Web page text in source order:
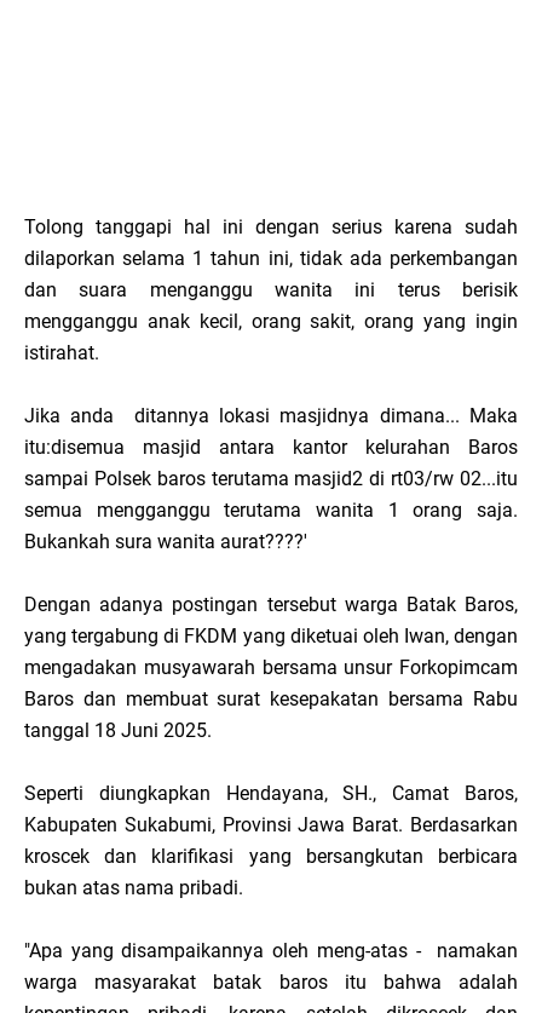
Tolong tanggapi hal ini dengan serius karena sudah
dilaporkan selama 1 tahun ini, tidak ada perkembangan
dan suara menganggu wanita ini terus berisik
mengganggu anak kecil, orang sakit, orang yang ingin
istirahat.
Jika anda ditannya lokasi masjidnya dimana... Maka
itu:disemua masjid antara kantor kelurahan Baros
sampai Polsek baros terutama masjid2 di rt03/rw 02...itu
semua mengganggu terutama wanita 1 orang saja.
Bukankah sura wanita aurat????'
Dengan adanya postingan tersebut warga Batak Baros,
yang tergabung di FKDM yang diketuai oleh Iwan, dengan
mengadakan musyawarah bersama unsur Forkopimcam
Baros dan membuat surat kesepakatan bersama Rabu
tanggal 18 Juni 2025.
Seperti diungkapkan Hendayana, SH., Camat Baros,
Kabupaten Sukabumi, Provinsi Jawa Barat. Berdasarkan
kroscek dan klarifikasi yang bersangkutan berbicara
bukan atas nama pribadi.
"Apa yang disampaikannya oleh meng-atas - namakan
warga masyarakat batak baros itu bahwa adalah